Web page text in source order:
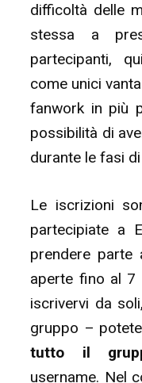
difficoltà delle
stessa a
partecipanti,
come unici
fanwork in più
possibilità di
durante le fasi
Le iscrizioni
partecipiate a
prendere
aperte fino al 7
iscrivervi da
gruppo –
tutto il
username. Nel